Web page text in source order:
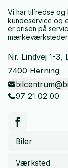
Vi har tilfredse og
kundeservice og
er prisen på
Nr. Lindvej 1-3,
7400 Herning
97 21 02 00
Biler
Værksted